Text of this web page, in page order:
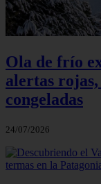
Ola de frío
alertas
congeladas
24/07/2026